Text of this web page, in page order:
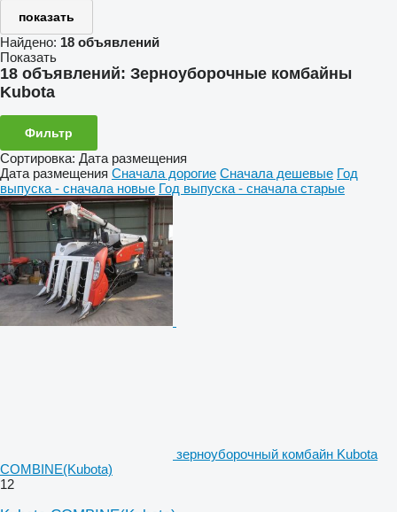
показать
Найдено: 18 объявлений
Показать
18 объявлений: Зерноуборочные комбайны
Kubota
Фильтр
Сортировка: Дата размещения
Дата размещения Сначала дорогие Сначала дешевые Год
выпуска - сначала новые Год выпуска - сначала старые
зерноуборочный комбайн Kubota
COMBINE(Kubota)
12